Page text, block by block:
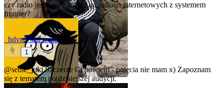
czy radio jest znajdowalne na radiach internetowych z systemem
frontier?
_hdvn3 lata temu
1
@sebie_jukiSzczerze Ci powiem - pojęcia nie mam x) Zapoznam
się z tematem po dzisiejszej audycji.